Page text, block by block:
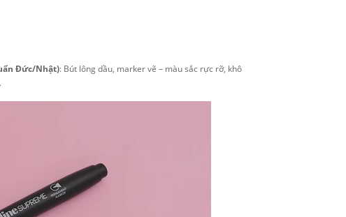
Đức/Nhật): Bút lông dầu, marker vẽ – màu sắc rực rỡ, khô